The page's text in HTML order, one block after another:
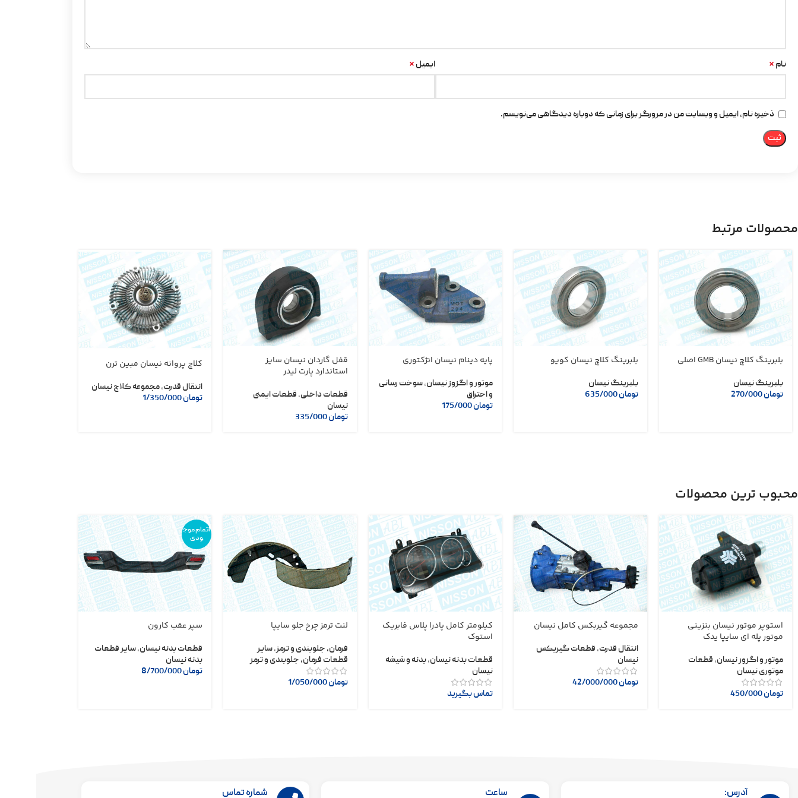
نام * ایمیل *
ذخیره نام، ایمیل و وبسایت من در مرورگر برای زمانی که دوباره دیدگاهی می‌نویسم.
محصولات مرتبط
بلبرینگ کلاچ نیسان GMB اصلی
بلبرینگ نیسان
تومان
بلبرینگ کلاچ نیسان کویو
بلبرینگ نیسان
تومان635/000
پایه دینام نیسان انژکتوری
موتور و اگزوز نیسان,سوخت رسانی
و احتراق
تومان
قفل گاردان نیسان سایز
استاندارد پارت لیدر
قطعات داخلی, قطعات ایمنی
نیسان
تومان335/000
کلاچ پروانه نیسان مبین ترن
انتقال قدرت,مجموعه کلاچ نیسان
تومان
محبوب ترین محصولات
استوپر موتور نیسان بنزینی
موتور پله ای سایپا یدک
موتور و اگزوز نیسان, قطعات
موتوری نیسان
تومان
مجموعه گیربکس کامل نیسان
انتقال قدرت, قطعات گیربکس
نیسان
تومان42/000/000
کیلومتر کامل پادرا پلاس فابریک
استوک
قطعات بدنه نیسان,بدنه و شیشه
نیسان
تماس بگیرید
لنت ترمز چرخ جلو سایپا
فرمان، جلوبندی و ترمز,سایر
قطعات فرمان، جلوبندی و ترمز
تومان1/050/000
اتمام موج
ودی
سپر عقب کارون
قطعات بدنه نیسان,سایر قطعات
بدنه نیسان
تومان
آدرس: ساعت شماره تماس